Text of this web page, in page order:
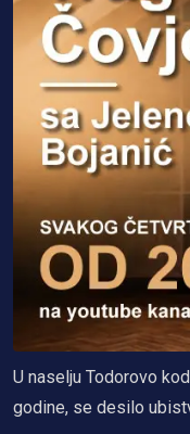
U naselju Todorovo
godine, se desilo